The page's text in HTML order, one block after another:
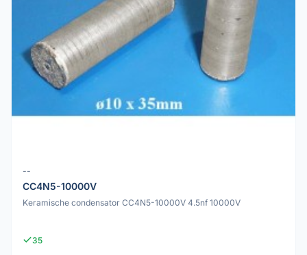
--
CC4N5-10000V
Keramische condensator CC4N5-10000V 4.5nf 10000V
35